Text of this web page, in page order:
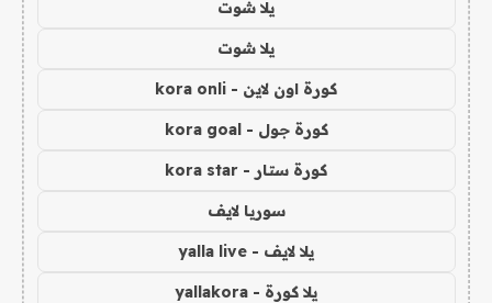
يلا شوت
يلا شوت
كورة اون لاين - kora onli
كورة جول - kora goal
كورة ستار - kora star
سوريا لايف
يلا لايف - yalla live
يلا كورة - yallakora